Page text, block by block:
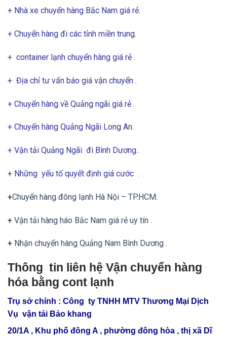
+ Nhà xe chuyển hàng Bắc Nam giá rẻ.
+ Chuyển hàng đi các tỉnh miền trung.
+ container lạnh chuyển hàng giá rẻ .
+ Địa chỉ tư vấn báo giá vận chuyển .
+ Chuyển hàng về Quảng ngãi giá rẻ .
+ Chuyển hàng Quảng Ngãi Long An.
+ Vận tải Quảng Ngãi đi Bình Dương..
+ Những yếu tố quyết định giá cước .
+Chuyển hàng đông lạnh Hà Nội – TP.HCM.
+ Vận tải hàng háo Bắc Nam giá rẻ uy tín .
+ Nhận chuyển hàng Quảng Nam Bình Dương .
Thông tin liên hệ Vận chuyển hàng
hóa bằng cont lạnh
Trụ sở chính : Công ty TNHH MTV Thương Mại Dịch
Vụ vận tải Bảo khang
20/1A , Khu phố đông A , phường đông hòa , thị xã Dĩ